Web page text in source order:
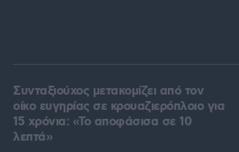
Συνταξιούχος μετακομίζει από τον
οίκο ευγηρίας σε κρουαζιερόπλοιο για
15 χρόνια: «Το αποφάσισα σε 10
λεπτά»